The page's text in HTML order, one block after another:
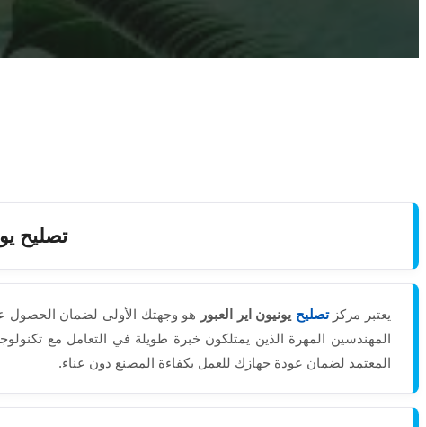
تصليح
يعتبر مركزتصليح يونيون اير العبور هو وجهتك الأولى لضمان الحصول
المهندسين المهرة الذين يمتلكون خبرة طويلة في التعامل مع
المعتمد لضمان عودة جهازك للعمل بكفاءة المصنع دون عناء.